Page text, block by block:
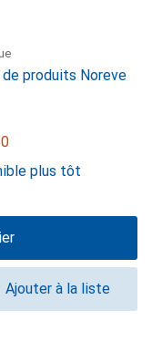
de produits Noreve
plus tôt
Ajouter à la liste